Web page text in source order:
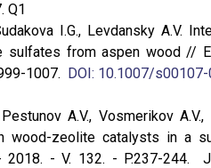
Q1
I.G., Levdansky A.V.
from aspen wood //
1007. DOI: 10.1007/
A.V., Vosmerikov А.V.,
wood-zeolite catalysts in a
2018. - V. 132. - P.237-244.